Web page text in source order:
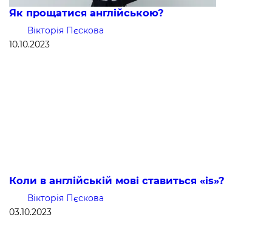
Як прощатися англійською?
Вікторія Пєскова
10.10.2023
Коли в англійській мові ставиться «is»?
Вікторія Пєскова
03.10.2023